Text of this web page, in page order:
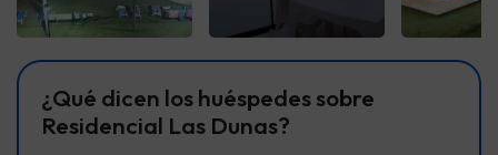
¿Qué dicen los huéspedes sobre
Residencial Las Dunas?